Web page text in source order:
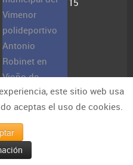
Vimenor
polideportivo
Antonio
Robinet en
Vioño de
Piélagos.,
Vioño , España
Fecha :
14 de Mayo
21
este sitio web usa
aceptas el uso de cookies.